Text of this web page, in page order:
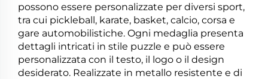
possono essere personalizzate per diversi sport,
tra cui pickleball, karate, basket, calcio, corsa e
gare automobilistiche. Ogni medaglia presenta
dettagli intricati in stile puzzle e può essere
personalizzata con il testo, il logo o il design
desiderato. Realizzate in metallo resistente e di